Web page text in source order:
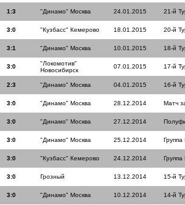
1:3 "Динамо" Москва 24.01.2015 21-й
3:0 "Кузбасс" Кемерово 18.01.2015 20-й
3:1 "Динамо" Москва 10.01.2015 18-й
3:0
"Локомотив"
Новосибирск
07.01.2015 17-й
2:3 "Динамо" Москва 04.01.2015 16-й
3:0 "Динамо" Москва 28.12.2014 Матч
3:0 "Динамо" Москва 27.12.2014
3:0 "Динамо" Москва 25.12.2014 Группа
3:0 "Кузбасс" Кемерово 24.12.2014 Группа
3:0 Грозный 13.12.2014 15-й
3:0 "Динамо" Москва 10.12.2014 14-й